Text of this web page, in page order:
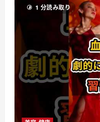
1 分読み取り